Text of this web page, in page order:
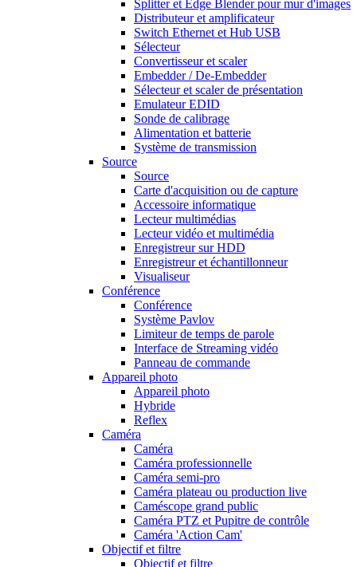
Splitter et Edge Blender pour mur d'images
Distributeur et amplificateur
Switch Ethernet et Hub USB
Sélecteur
Convertisseur et scaler
Embedder / De-Embedder
Sélecteur et scaler de présentation
Emulateur EDID
Sonde de calibrage
Alimentation et batterie
Système de transmission
Source
Source
Carte d'acquisition ou de capture
Accessoire informatique
Lecteur multimédias
Lecteur vidéo et multimédia
Enregistreur sur HDD
Enregistreur et échantillonneur
Visualiseur
Conférence
Conférence
Système Pavlov
Limiteur de temps de parole
Interface de Streaming vidéo
Panneau de commande
Appareil photo
Appareil photo
Hybride
Reflex
Caméra
Caméra
Caméra professionnelle
Caméra semi-pro
Caméra plateau ou production live
Caméscope grand public
Caméra PTZ et Pupitre de contrôle
Caméra 'Action Cam'
Objectif et filtre
Objectif et filtre